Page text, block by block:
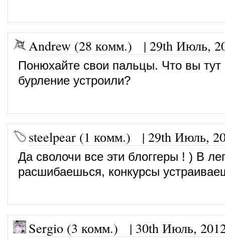
Andrew (28 комм.) | 29th Июль,
Понюхайте свои пальцы. Что вы тут
бурление устроили?
steelpear (1 комм.) | 29th Июль,
Да сволочи все эти блоггеры ! ) В
расшибаешься, конкурсы
Sergio (3 комм.) | 30th Июль,